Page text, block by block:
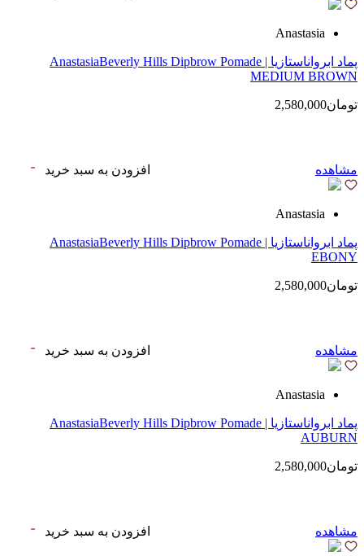
Anastasia
پماد ابرواناستازیا | AnastasiaBeverly Hills Dipbrow Pomade
MEDIUM BROWN
تومان2,580,000
مشاهده افزودن به سبد خرید
Anastasia
پماد ابرواناستازیا | AnastasiaBeverly Hills Dipbrow Pomade
EBONY
تومان2,580,000
مشاهده افزودن به سبد خرید
Anastasia
پماد ابرواناستازیا | AnastasiaBeverly Hills Dipbrow Pomade
AUBURN
تومان2,580,000
مشاهده افزودن به سبد خرید